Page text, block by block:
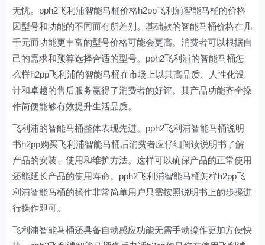
无忧。pph2飞利浦智能马桶价格h2pp飞利浦智能马桶的价格
因型号和功能的不同而有所差别。基础款的智能马桶价格在几
千元而功能更丰富的型号价格可能会更高。消费者可以根据自
己的需求和预算选择合适的型号。pph2飞利浦的智能马桶怎
么样h2pp飞利浦的智能马桶在市场上以其高品质、人性化设
计和卓越的售后服务赢得了消费者的好评。其产品功能齐全操
作简便能够有效提升生活品质。
飞利浦的智能马桶整体表现先进。pph2飞利浦智能马桶说明
书h2pp购买飞利浦智能马桶后消费者应仔细阅读说明书了解
产品的安装、使用和维护方法。这样可以确保产品的正常使用
还能延长产品的使用寿命。pph2飞利浦智能马桶怎样h2pp飞
利浦智能马桶的操作非常简单用户只需按照说明书上的步骤进
行操作即可。
飞利浦智能马桶还具备自动感应功能无需手动操作更加方便快